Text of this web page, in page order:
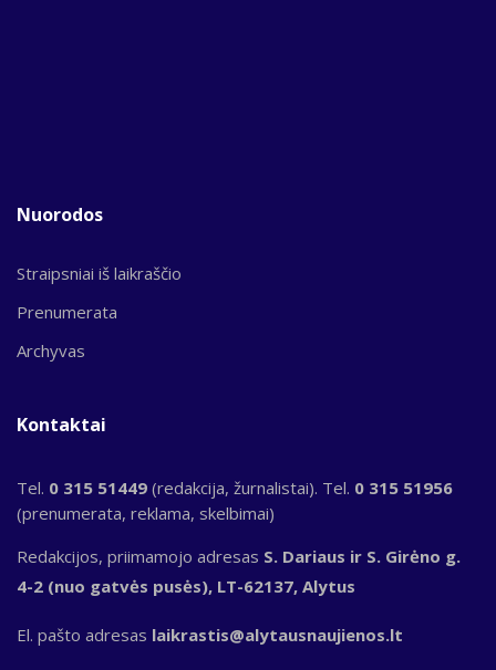
Nuorodos
Straipsniai iš laikraščio
Prenumerata
Archyvas
Kontaktai
Tel. 0 315 51449 (redakcija, žurnalistai). Tel. 0 315 51956
(prenumerata, reklama, skelbimai)
Redakcijos, priimamojo adresas S. Dariaus ir S. Girėno g.
4-2 (nuo gatvės pusės), LT-62137, Alytus
El. pašto adresas laikrastis@alytausnaujienos.lt